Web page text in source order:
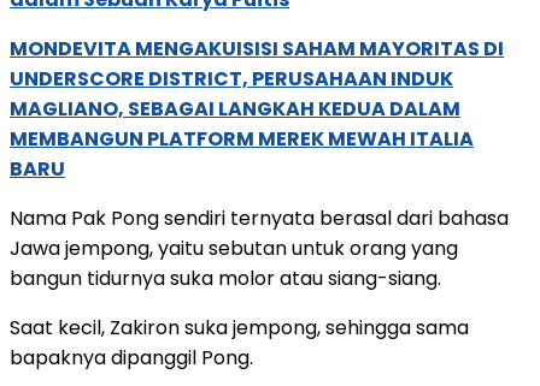
MONDEVITA MENGAKUISISI SAHAM MAYORITAS DI
UNDERSCORE DISTRICT, PERUSAHAAN INDUK
MAGLIANO, SEBAGAI LANGKAH KEDUA DALAM
MEMBANGUN PLATFORM MEREK MEWAH ITALIA
BARU
Nama Pak Pong sendiri ternyata berasal dari bahasa
Jawa jempong, yaitu sebutan untuk orang yang
bangun tidurnya suka molor atau siang-siang.
Saat kecil, Zakiron suka jempong, sehingga sama
bapaknya dipanggil Pong.